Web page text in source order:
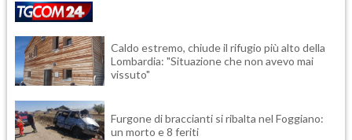
Caldo estremo, chiude il rifugio più alto della
Lombardia: "Situazione che non avevo mai
vissuto"
Furgone di braccianti si ribalta nel Foggiano:
un morto e 8 feriti